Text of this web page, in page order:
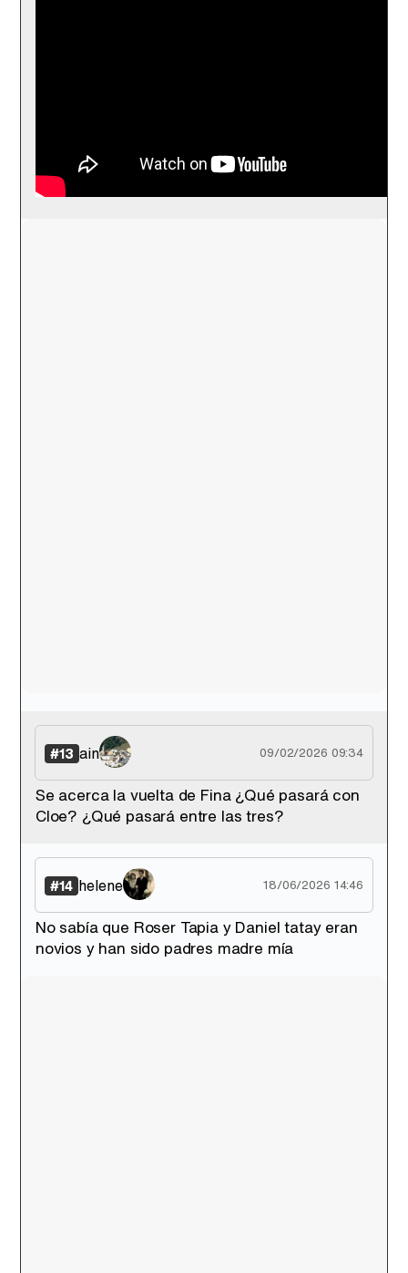
#13 ain 09/02/2026 09:34
Se acerca la vuelta de Fina ¿Qué pasará con
Cloe? ¿Qué pasará entre las tres?
#14 helene 18/06/2026 14:46
No sabía que Roser Tapia y Daniel tatay eran
novios y han sido padres madre mía